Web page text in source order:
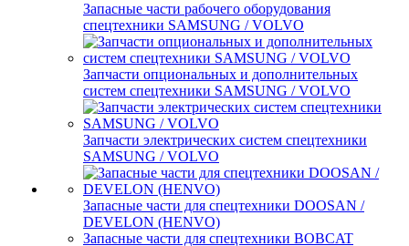
Запасные части рабочего оборудования
спецтехники SAMSUNG / VOLVO
Запчасти опциональных и дополнительных
систем спецтехники SAMSUNG / VOLVO
Запчасти электрических систем спецтехники
SAMSUNG / VOLVO
Запасные части для спецтехники DOOSAN /
DEVELON (HENVO)
Запасные части для спецтехники BOBCAT